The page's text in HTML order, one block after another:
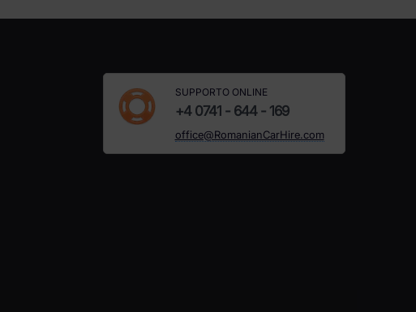
SUPPORTO ONLINE
+4 0741 - 644 - 169
office@RomanianCarHire.com